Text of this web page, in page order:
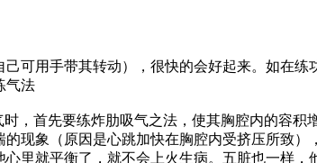
用手带其转动），很快的会好起来。如在练
气法
首先要练炸肋吸气之法，使其胸腔内的容积
现象（原因是心跳加快在胸腔内受挤压所致）
里就平衡了，就不会上火生病。五脏也一样